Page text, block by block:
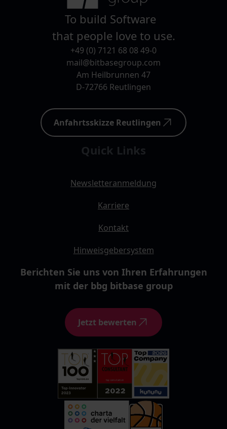
To build Software
that people love to use.
+49 (0) 7121 68 08 49-0
mail@bitbasegroup.com
Am Heilbrunnen 47
D-72766 Reutlingen
Anfahrtsskizze Reutlingen
Quick Links
Newsletteranmeldung
Karriere
Kontakt
Hinweisgebersystem
Berichten Sie uns von Ihren Erfahrungen
mit der bbg bitbase group
Jetzt bewerten